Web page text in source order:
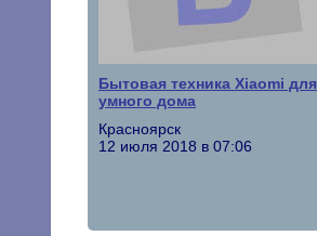
Бытовая техника Xiaomi для
умного дома
Красноярск
12 июля 2018 в 07:06